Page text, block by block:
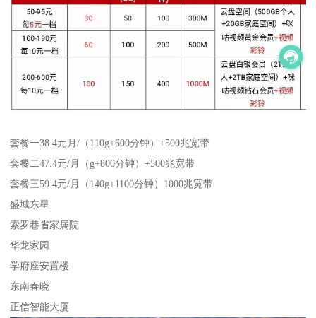
套餐一38.4元月/（110g+600分钟）+500兆宽带
套餐二47.4元/月（g+800分钟）+500兆宽带
套餐三59.4元/月（140g+1100分钟）1000兆宽带
盛城东星
索罗巷省家属院
华龙家园
学府座安置楼
东南春晓
正信智能大厦